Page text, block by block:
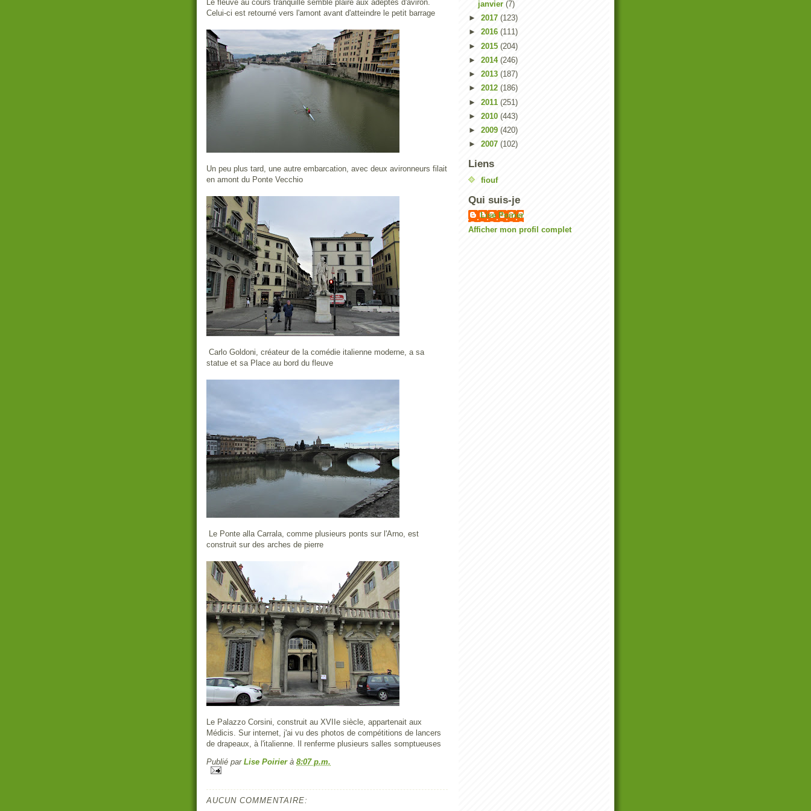
Le fleuve au cours tranquille semble plaire aux adeptes d'aviron.
Celui-ci est retourné vers l'amont avant d'atteindre le petit barrage
Un peu plus tard, une autre embarcation, avec deux avironneurs filait
en amont du Ponte Vecchio
Carlo Goldoni, créateur de la comédie italienne moderne, a sa
statue et sa Place au bord du fleuve
Le Ponte alla Carrala, comme plusieurs ponts sur l'Arno, est
construit sur des arches de pierre
Le Palazzo Corsini, construit au XVIIe siècle, appartenait aux
Médicis. Sur internet, j'ai vu des photos de compétitions de lancers
de drapeaux, à l'italienne. Il renferme plusieurs salles somptueuses
Publié par Lise Poirier à 8:07 p.m.
AUCUN COMMENTAIRE:
janvier (7)
► 2017 (123)
► 2016 (111)
► 2015 (204)
► 2014 (246)
► 2013 (187)
► 2012 (186)
► 2011 (251)
► 2010 (443)
► 2009 (420)
► 2007 (102)
Liens
fiouf
Qui suis-je
Lise Poirier
Afficher mon profil complet